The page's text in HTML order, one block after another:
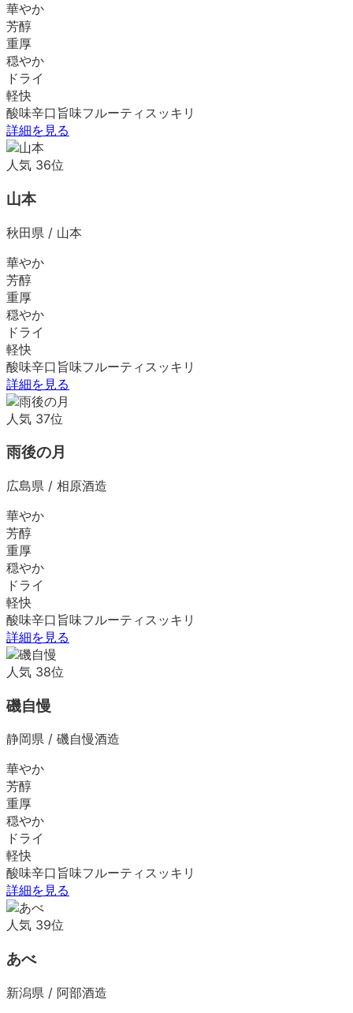
華やか
芳醇
重厚
穏やか
ドライ
軽快
酸味辛口 旨味フルーティ スッキリ
詳細を見る
人気 36位
山本
秋田県 / 山本
華やか
芳醇
重厚
穏やか
ドライ
軽快
酸味辛口 旨味フルーティ スッキリ
詳細を見る
人気 37位
雨後の月
広島県 / 相原酒造
華やか
芳醇
重厚
穏やか
ドライ
軽快
酸味辛口 旨味フルーティ スッキリ
詳細を見る
人気 38位
磯自慢
静岡県 / 磯自慢酒造
華やか
芳醇
重厚
穏やか
ドライ
軽快
酸味辛口 旨味フルーティ スッキリ
詳細を見る
人気 39位
あべ
新潟県 / 阿部酒造